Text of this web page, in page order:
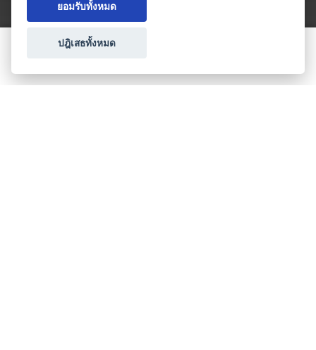
ประเภทธุรกิจไมซ์
ยอมรับทั้งหมด
ปฎิเสธทั้งหมด